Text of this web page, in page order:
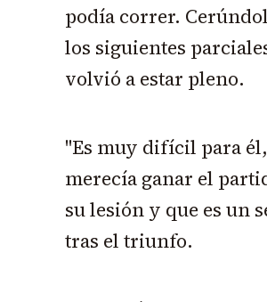
podía correr.
los siguientes
volvió a estar pleno.
"Es muy difícil para
merecía ganar el
su lesión y que es un
tras el triunfo.